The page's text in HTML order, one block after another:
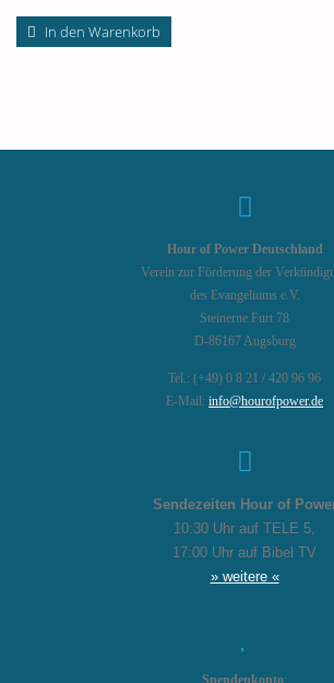
In den Warenkorb
Hour of Power Deutschland
Verein zur Förderung der
des Evangeliums e.V.
Steinerne Furt 78
D-86167 Augsburg
Tel.: (+49) 0 8 21 / 420 96 96
E-Mail: info@hourofpower.de
Sendezeiten Hour of
10:30 Uhr auf TELE 5,
17:00 Uhr auf Bibel TV
» weitere «